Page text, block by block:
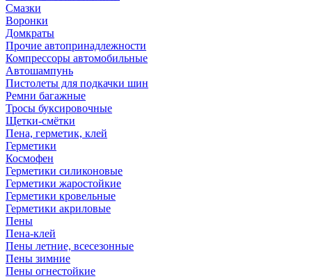
Смазки
Воронки
Домкраты
Прочие автопринадлежности
Компрессоры автомобильные
Автошампунь
Пистолеты для подкачки шин
Ремни багажные
Тросы буксировочные
Щетки-смётки
Пена, герметик, клей
Герметики
Космофен
Герметики силиконовые
Герметики жаростойкие
Герметики кровельные
Герметики акриловые
Пены
Пена-клей
Пены летние, всесезонные
Пены зимние
Пены огнестойкие